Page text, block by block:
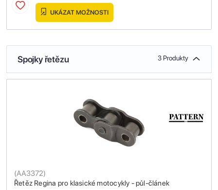
UKÁZAT MOŽNOSTI
Spojky řetězu 3 Produkty
Řetěz Regina pro klasické motocykly - půl-článek
(AA3372)